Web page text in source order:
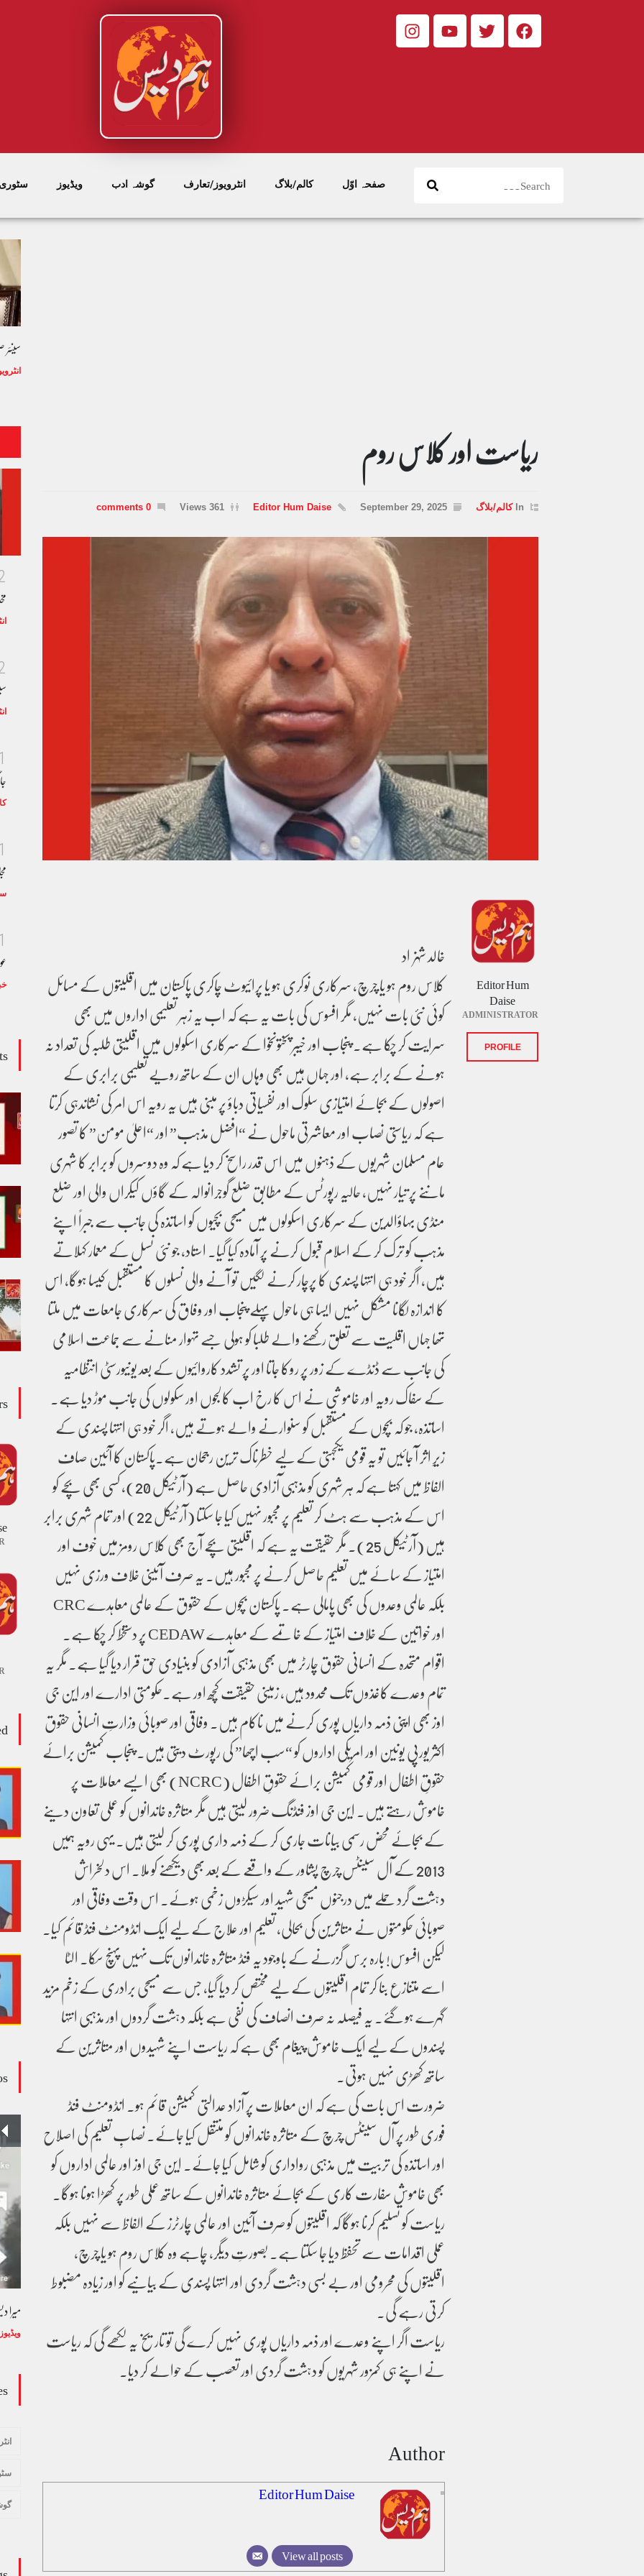
صفحہ اوّل کالم/بلاگ انٹرویوز/تعارف گوشہ ادب ویڈیوز
ریاست اور کلاس روم
In کالم/بلاگ September 29, 2025
Editor Hum Daise
361 Views
0 comments
خالد شہزاد
کلاس روم ہو یا چرچ، سرکاری نوکری ہو یا پرائیوٹ چاکری پاکستان میں اقلیتوں کے مسائل
کوئی نئی بات نہیں، مگر افسوس کی بات یہ ہے کہ اب یہ زہر تعلیمی اداروں میں بھی
سرایت کر چکا ہے۔ پنجاب اور خیبر پختونخوا کے سرکاری اسکولوں میں اقلیتی طلبہ کی تعداد نہ
ہونے کے برابر ہے، اور جہاں ہیں بھی وہاں ان کے ساتھ رویے تعلیمی برابری کے
اصولوں کے بجائے امتیازی سلوک اور نفسیاتی دباؤ پر مبنی ہیں یہ رویہ اس امر کی نشاندہی کرتا
ہے کہ ریاستی نصاب اور معاشرتی ماحول نے “افضل مذہب” اور “اعلیٰ مومن” کا تصور
عام مسلمان شہریوں کے ذہنوں میں اس قدر راسخ کر دیا ہے کہ وہ دوسروں کو برابر کا شہری
ماننے پر تیار نہیں، حالیہ رپورٹس کے مطابق ضلع گوجرانوالہ کے گاؤں کیکراں والی اور ضلع
منڈی بہاؤالدین کے سرکاری اسکولوں میں مسیحی بچیوں کو اساتذہ کی جانب سے جبراً اپنے
مذہب کو ترک کر کے اسلام قبول کرنے پر آمادہ کیا گیا۔ استاد، جو نئی نسل کے معمار کہلاتے
ہیں، اگر خود ہی انتہا پسندی کا پرچار کرنے لگیں تو آنے والی نسلوں کا مستقبل کیسا ہوگا، اس
کا اندازہ لگانا مشکل نہیں ایسا ہی ماحول پہلے پنجاب اور وفاق کی سرکاری جامعات میں ملتا
تھا جہاں اقلیت سے تعلق رکھنے والے طلبا کو ہولی جسے تہوار منانے سے جماعت اسلامی
کی جانب سے ڈنڈے کے زور پر روکا جاتا اور پر تشدد کاروائیوں کے بعد یونیورسٹی انتظامیہ
کے سفاک رویہ اور خاموشی نے اس کا رخ اب کالجوں اور سکولوں کی جانب موڑ دیا ہے۔
اساتذہ، جو کہ بچوں کے مستقبل کو سنوارنے والے ہوتے ہیں، اگر خود ہی انتہا پسندی کے
زیرِ اثر آ جائیں تو یہ قومی یکجہتی کے لیے خطرناک ترین رجحان ہے۔پاکستان کا آئین صاف
الفاظ میں کہتا ہے کہ ہر شہری کو مذہبی آزادی حاصل ہے (آرٹیکل 20)، کسی بھی بچے کو
اس کے مذہب سے ہٹ کر تعلیم پر مجبور نہیں کیا جا سکتا (آرٹیکل 22) اور تمام شہری برابر
ہیں (آرٹیکل 25)۔ مگر حقیقت یہ ہے کہ اقلیتی بچے آج بھی کلاس رومز میں خوف اور
امتیاز کے سائے میں تعلیم حاصل کرنے پر مجبور ہیں۔ یہ صرف آئینی خلاف ورزی نہیں
بلکہ عالمی وعدوں کی بھی پامالی ہے۔ پاکستان بچوں کے حقوق کے عالمی معاہدے CRC
اور خواتین کے خلاف امتیاز کے خاتمے کے معاہدے CEDAW پر دستخط کر چکا ہے۔
اقوام متحدہ کے انسانی حقوق چارٹر میں بھی مذہبی آزادی کو بنیادی حق قرار دیا گیا ہے۔ مگر یہ
تمام وعدے کاغذوں تک محدود ہیں، زمینی حقیقت کچھ اور ہے۔حکومتی ادارے اور این جی
اوز بھی اپنی ذمہ داریاں پوری کرنے میں ناکام ہیں۔ وفاقی اور صوبائی وزارتِ انسانی حقوق
اکثر یورپی یونین اور امریکی اداروں کو “سب اچھا” کی رپورٹ دیتی ہیں۔ پنجاب کمیشن برائے
حقوقِ اطفال اور قومی کمیشن برائے حقوقِ اطفال (NCRC) بھی ایسے معاملات پر
خاموش رہتے ہیں۔ این جی اوز فنڈنگ ضرور لیتی ہیں مگر متاثرہ خاندانوں کو عملی تعاون دینے
کے بجائے محض رسمی بیانات جاری کر کے ذمہ داری پوری کر لیتی ہیں۔ یہی رویہ ہمیں
2013 کے آل سینٹس چرچ پشاور کے واقعے کے بعد بھی دیکھنے کو ملا۔ اس دلخراش
دہشت گرد حملے میں درجنوں مسیحی شہید اور سیکڑوں زخمی ہوئے۔ اس وقت وفاقی اور
صوبائی حکومتوں نے متاثرین کی بحالی، تعلیم اور علاج کے لیے ایک انڈومنٹ فنڈ قائم کیا۔
لیکن افسوس! بارہ برس گزرنے کے باوجود یہ فنڈ متاثرہ خاندانوں تک نہیں پہنچ سکا۔ الٹا
اسے متنازع بنا کر تمام اقلیتوں کے لیے مختص کر دیا گیا، جس سے مسیحی برادری کے زخم مزید
گہرے ہو گئے۔ یہ فیصلہ نہ صرف انصاف کی نفی ہے بلکہ دہشت گردوں اور مذہبی انتہا
پسندوں کے لیے ایک خاموش پیغام بھی ہے کہ ریاست اپنے شہیدوں اور متاثرین کے
ساتھ کھڑی نہیں ہوتی۔
ضرورت اس بات کی ہے کہ ان معاملات پر آزاد عدالتی کمیشن قائم ہو۔ انڈومنٹ فنڈ
فوری طور پر آل سینٹس چرچ کے متاثرہ خاندانوں کو منتقل کیا جائے۔ نصابِ تعلیم کی اصلاح
اور اساتذہ کی تربیت میں مذہبی رواداری کو شامل کیا جائے۔ این جی اوز اور عالمی اداروں کو
بھی خاموش سفارت کاری کے بجائے متاثرہ خاندانوں کے ساتھ عملی طور پر کھڑا ہونا ہوگا۔
ریاست کو تسلیم کرنا ہوگا کہ اقلیتوں کو صرف آئین اور عالمی چارٹرز کے الفاظ سے نہیں بلکہ
عملی اقدامات سے تحفظ دیا جا سکتا ہے۔ بصورتِ دیگر، چاہے وہ کلاس روم ہو یا چرچ،
اقلیتوں کی محرومی اور بے بسی دہشت گردی اور انتہا پسندی کے بیانیے کو اور زیادہ مضبوط
کرتی رہے گی۔
ریاست اگر اپنے وعدے اور ذمہ داریاں پوری نہیں کرے گی تو تاریخ یہ لکھے گی کہ ریاست
نے اپنے ہی کمزور شہریوں کو دہشت گردی اور تعصب کے حوالے کر دیا۔
Author
Editor Hum Daise
View all posts
Editor Hum
Daise
ADMINISTRATOR
PROFILE
1
1
1
ویڈیوز
وڈیو کالم - کالم کار لائبہ زینب
ویڈیوز January 24, 2024